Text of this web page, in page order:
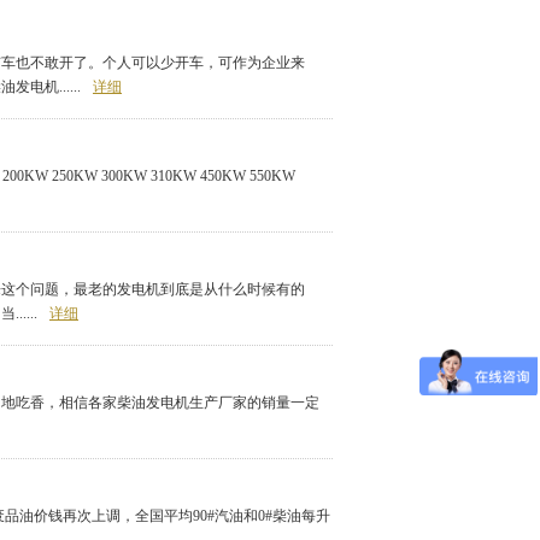
不敢开了。个人可以少开车，可作为企业来
发电机......
详细
250KW 300KW 310KW 450KW 550KW
个问题，最老的发电机到底是从什么时候有的
......
详细
吃香，相信各家柴油发电机生产厂家的销量一定
价钱再次上调，全国平均90#汽油和0#柴油每升